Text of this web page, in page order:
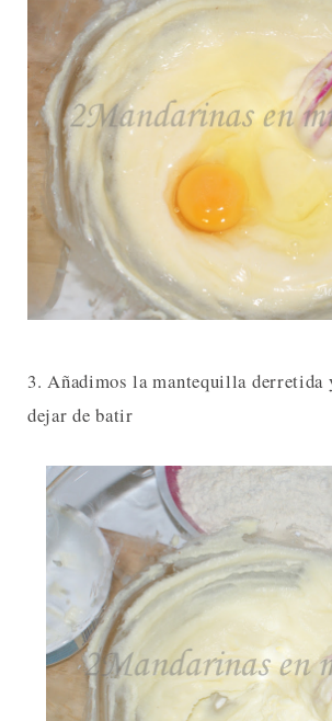
3. Añadimos la mantequilla derretida
dejar de batir